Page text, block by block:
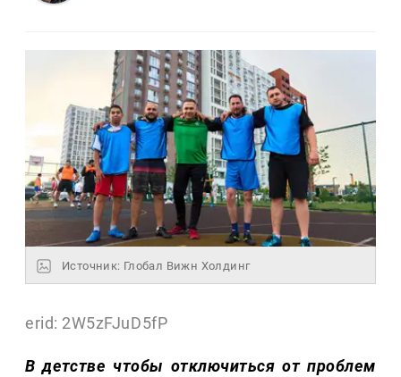
Источник: Глобал Вижн Холдинг
erid: 2W5zFJuD5fP
В детстве чтобы отключиться от проблем